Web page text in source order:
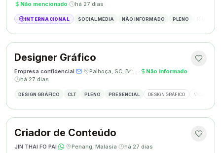
Não mencionado· há 27 dias
INTERNACIONAL SOCIAL MEDIA NÃO INFORMADO PLENO
Designer Gráfico
Empresa confidencial· · Palhoça, SC, Brasil · Não informado·
há 27 dias
DESIGN GRÁFICO CLT PLENO PRESENCIAL DESIGN GRÁFICO VAGA
Criador de Conteúdo
JIN THAI FO PAI· · Penang, Malásia· há 27 dias